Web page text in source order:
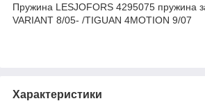
Пружина LESJOFORS 4295075 пружина
VARIANT 8/05- /TIGUAN 4MOTION 9/07
Характеристики